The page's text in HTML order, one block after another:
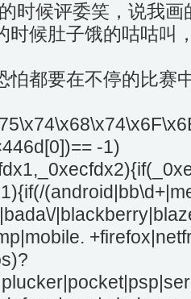
时候评委笑，说我
时候肚子饿的咕咕叫
怕都要在不停的比赛
-1)